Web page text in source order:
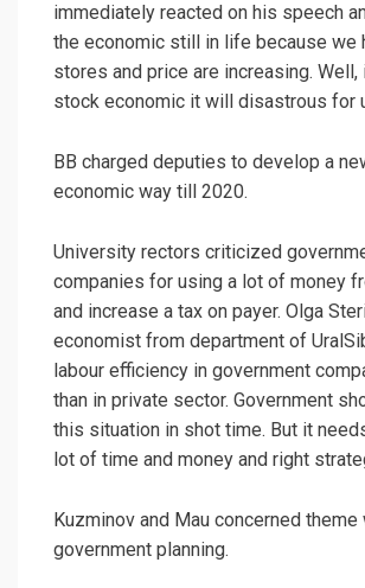
immediately reacted on his speech
the economic still in life because we
stores and price are increasing. Well,
stock economic it will disastrous for
BB charged deputies to develop a
economic way till 2020.
University rectors criticized
companies for using a lot of money
and increase a tax on payer. Olga
economist from department of
labour efficiency in government
than in private sector. Government
this situation in shot time. But it
lot of time and money and right
Kuzminov and Mau concerned
government planning.